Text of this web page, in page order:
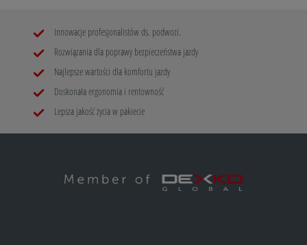
Innowacje profesjonalistów ds. podwozi.
Rozwiązania dla poprawy bezpieczeństwa jazdy
Najlepsze wartości dla komfortu jazdy
Doskonała ergonomia i rentowność
Lepsza jakość życia w pakiecie